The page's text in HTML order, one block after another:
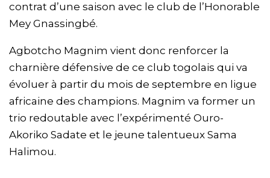
contrat d’une saison avec le club de l’Honorable
Mey Gnassingbé.
Agbotcho Magnim vient donc renforcer la
charnière défensive de ce club togolais qui va
évoluer à partir du mois de septembre en ligue
africaine des champions. Magnim va former un
trio redoutable avec l’expérimenté Ouro-
Akoriko Sadate et le jeune talentueux Sama
Halimou.